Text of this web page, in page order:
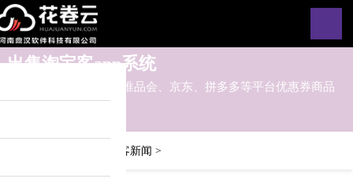
出售淘宝客app系统
淘宝客app对接淘宝、唯品会、京东、拼多多等平台优惠券商品
淘宝客新闻 >